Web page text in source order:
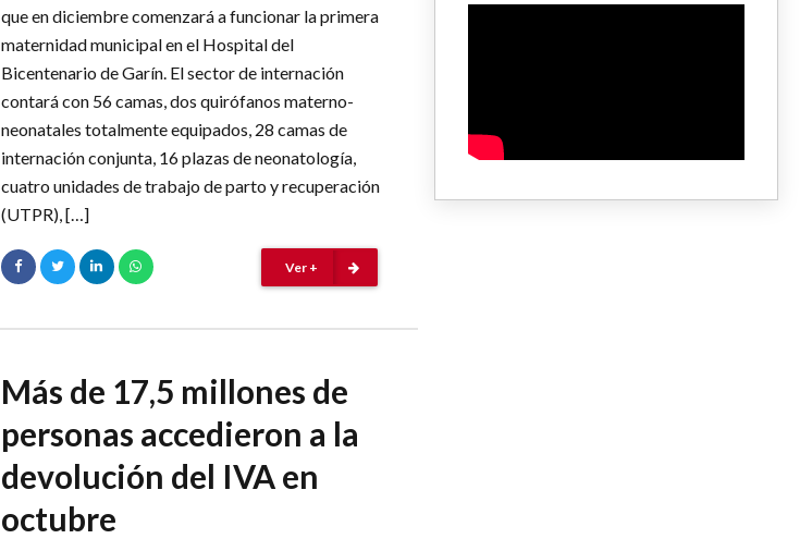
que en diciembre comenzará a funcionar la primera
maternidad municipal en el Hospital del
Bicentenario de Garín. El sector de internación
contará con 56 camas, dos quirófanos materno-
neonatales totalmente equipados, 28 camas de
internación conjunta, 16 plazas de neonatología,
cuatro unidades de trabajo de parto y recuperación
(UTPR), […]
Ver +
Más de 17,5 millones de
personas accedieron a la
devolución del IVA en
octubre